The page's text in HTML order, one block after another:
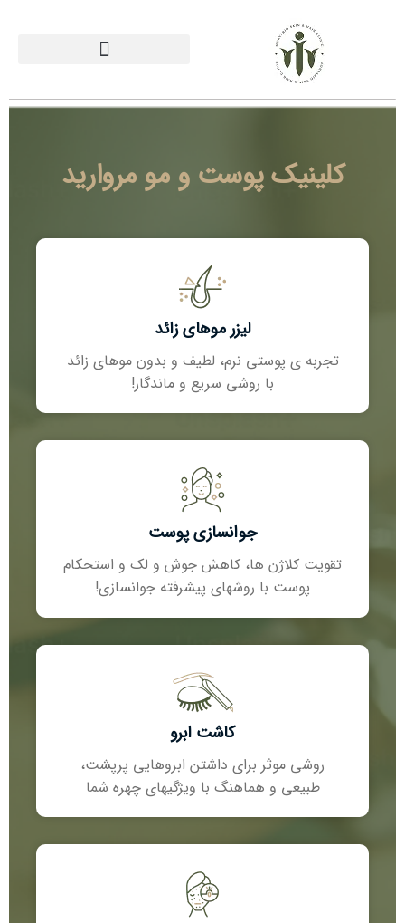
کلینیک پوست و مو مروارید
لیزر موھای زائد
تجربه ی پوستی نرم، لطیف و بدون موھای زائد
با روشی سریع و ماندگار!
جوانسازی پوست
تقویت کلاژن ھا، کاھش جوش و لک و استحکام
پوست با روشھای پیشرفته جوانسازی!
کاشت ابرو
روشی موثر برای داشتن ابروھایی پرپشت،
طبیعی و ھماھنگ با ویژگیھای چھره شما